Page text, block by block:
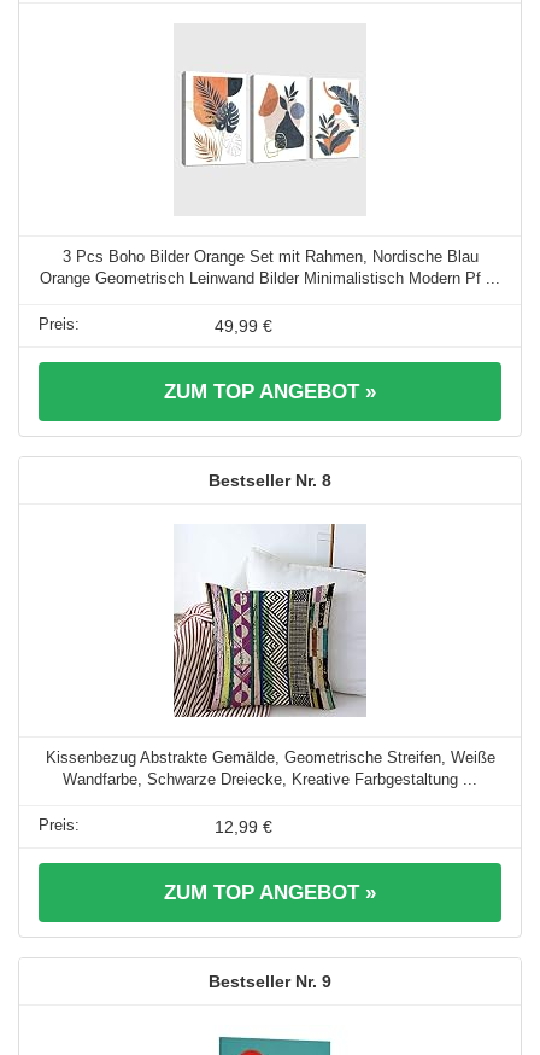
3 Pcs Boho Bilder Orange Set mit Rahmen, Nordische Blau
Orange Geometrisch Leinwand Bilder Minimalistisch Modern Pf ...
49,99 €
ZUM TOP ANGEBOT »
8
Kissenbezug Abstrakte Gemälde, Geometrische Streifen, Weiße
Wandfarbe, Schwarze Dreiecke, Kreative Farbgestaltung ...
12,99 €
ZUM TOP ANGEBOT »
9